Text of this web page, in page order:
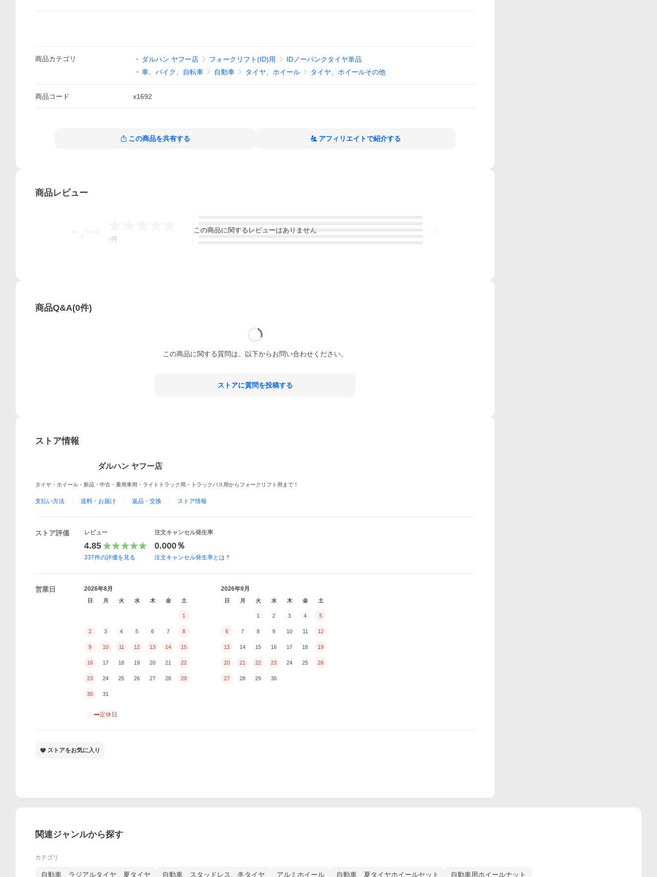
商品カテゴリ ダルハン ヤフー店 フォークリフト(ID)用
IDノーパンクタイヤ単品
車、バイク、自転車
自動車 タイヤ、ホイール タイヤ、ホイールその他
商品コード x1692
この商品を共有する アフィリエイトで紹介する
商品レビュー
-件
この商品に関するレビューはありません
商品Q&A(0件)
この商品に関する質問は、以下からお問い合わせください。
ストアに質問を投稿する
ストア情報
ダルハン ヤフー店
タイヤ・ホイール・新品・中古・乗用車用・ライトトラック用・トラックバス用からフォークリフト用まで！
支払い方法 送料・お届け 返品・交換 ストア情報
ストア評価 レビュー
4.85
337件の評価を見る
注文キャンセル発生率
0.000％
注文キャンセル発生率とは？
営業日 2026年8月
日 月 火 水 木 金 土
1
2 3 4 5 6 7 8
9 10 11 12 13 14 15
16 17 18 19 20 21 22
23 24 25 26 27 28 29
30 31
2026年9月
日 月 火 水 木 金 土
1 2 3 4 5
6 7 8 9 10 11 12
13 14 15 16 17 18 19
20 21 22 23 24 25 26
27 28 29 30
•••定休日
ストアをお気に入り
関連ジャンルから探す
カテゴリ
自動車 ラジアルタイヤ、夏タイヤ 自動車 スタッドレス、冬タイヤ アルミホイール 自動車 夏タイヤホイールセット 自動車用ホイールナット